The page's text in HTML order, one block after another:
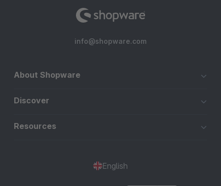
info@shopware.com
About Shopware
Discover
Resources
English